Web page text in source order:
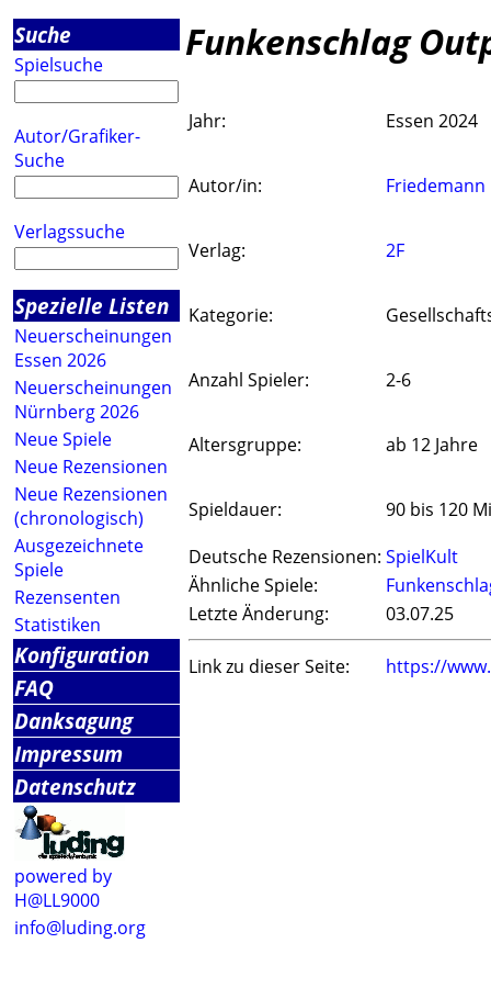
Suche
Spielsuche
Autor/Grafiker-
Suche
Verlagssuche
Spezielle Listen
Neuerscheinungen
Essen 2026
Neuerscheinungen
Nürnberg 2026
Neue Spiele
Neue Rezensionen
Neue Rezensionen
(chronologisch)
Ausgezeichnete
Spiele
Rezensenten
Statistiken
Konfiguration
FAQ
Danksagung
Impressum
Datenschutz
powered by
H@LL9000
info@luding.org
Funkenschlag
Jahr: Essen 2024
Autor/in: Friedemann
Verlag: 2F
Kategorie:
Anzahl Spieler: 2-6
Altersgruppe: ab 12 Jahre
Spieldauer:
90 bis 120
Deutsche Rezensionen: SpielKult
Ähnliche Spiele:
Letzte Änderung:
03.07.25
Link zu dieser Seite: https://